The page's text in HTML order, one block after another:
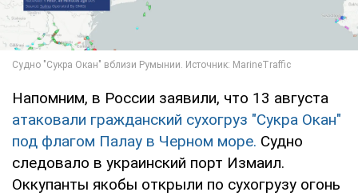
Напомним, в России заявили, что 13 августа
атаковали гражданский сухогруз "Сукра Окан"
под флагом Палау в Черном море. Судно
следовало в украинский порт Измаил.
Оккупанты якобы открыли по сухогрузу огонь